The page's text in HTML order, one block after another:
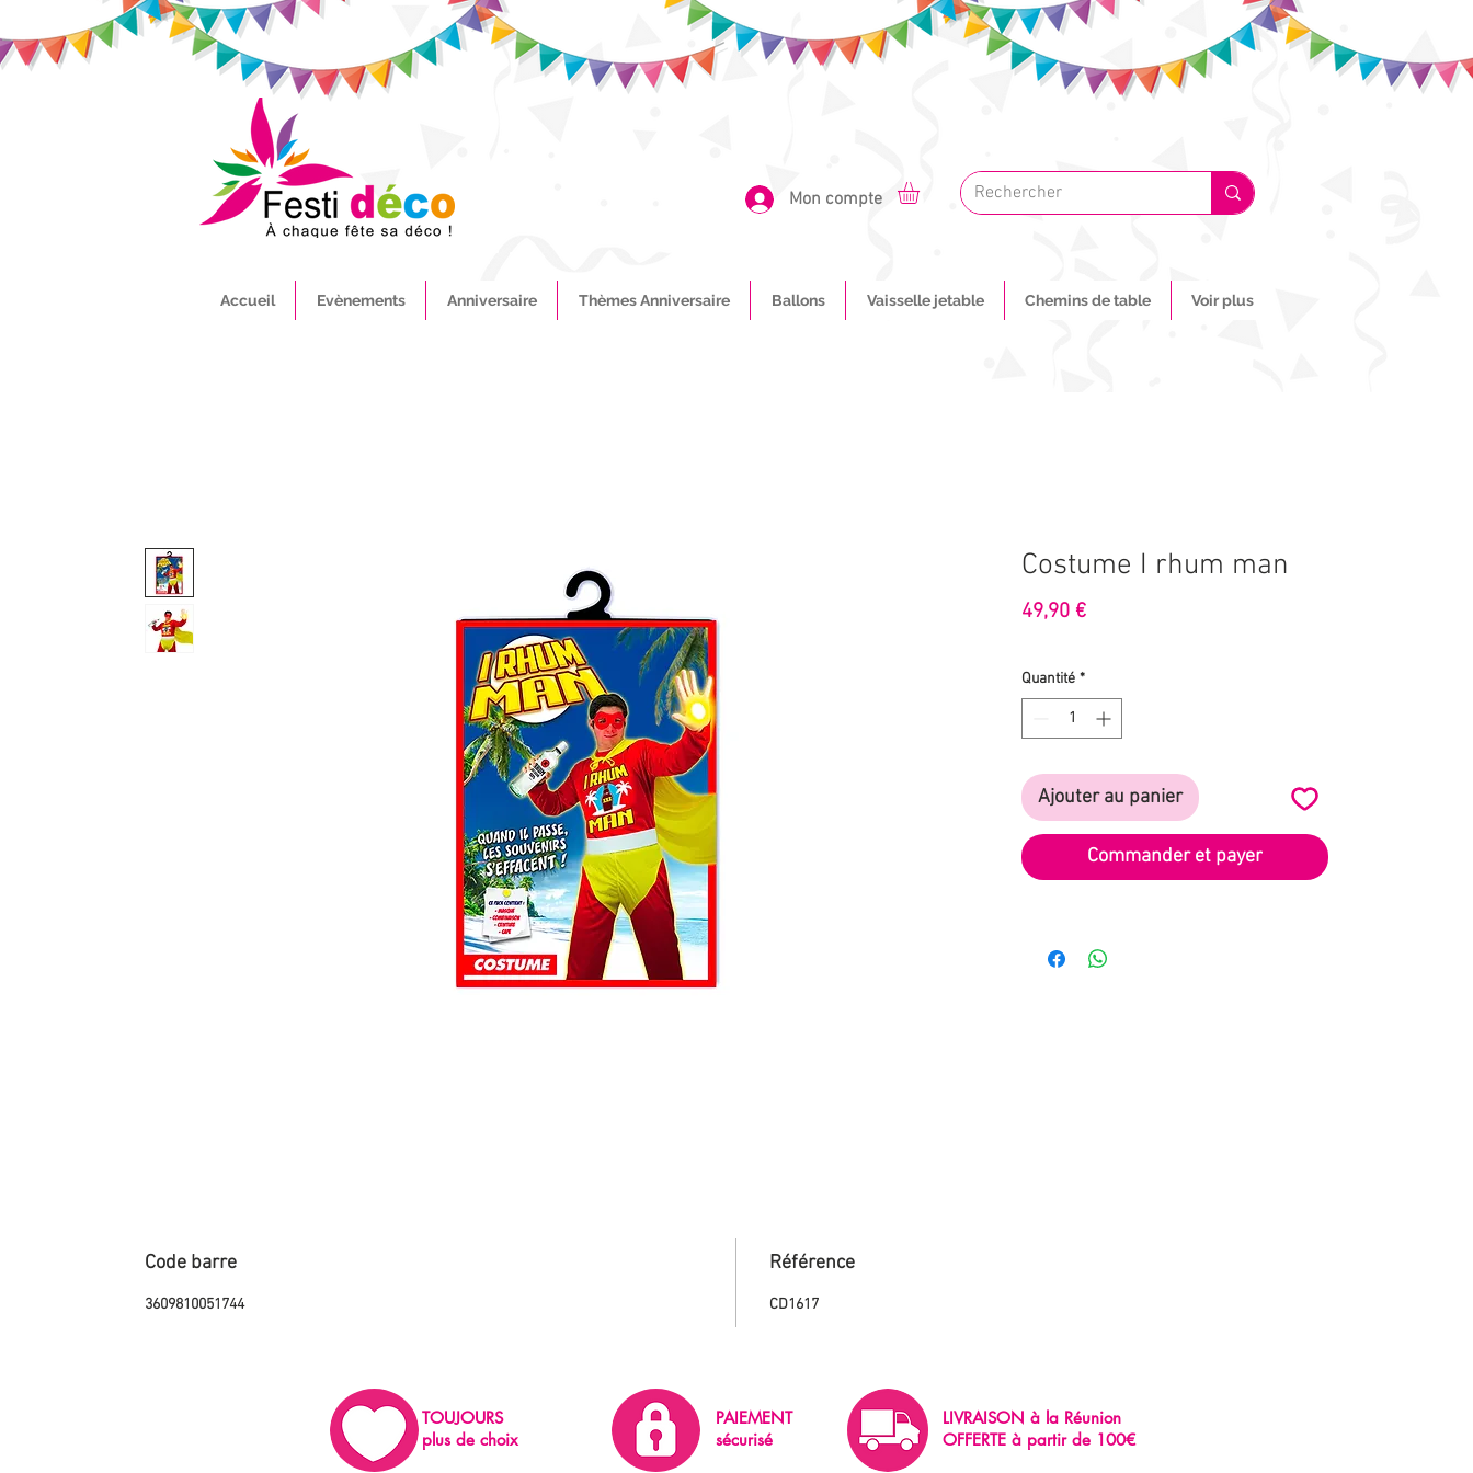
Mon compte
Accueil Evènements Anniversaire Thèmes Anniversaire Ballons Vaisselle jetable Chemins de table Voir plus
Costume I rhum man
49,90 €Prix
Quantité *
Ajouter au panier
Commander et payer
Code barre
3609810051744
Référence
CD1617
TOUJOURS
plus de choix
PAIEMENT
sécurisé
LIVRAISON à la Réunion
OFFERTE à partir de 100€